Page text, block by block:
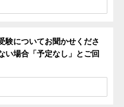
験についてお聞かせくださ
い場合「予定なし」とご回